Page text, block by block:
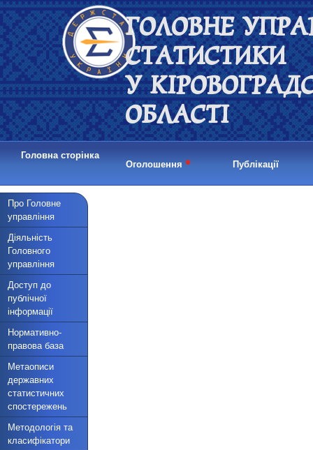
ГОЛОВНЕ
СТАТИСТИКИ
У
ОБЛАСТІ
Головна сторінка
Оголошення • Публікації
Про Головне
управління
Діяльність
Головного
управління
Доступ до
публічної
інформації
Нормативно-
правова база
Метаописи
державних
статистичних
спостережень
Методологія та
класифікатори